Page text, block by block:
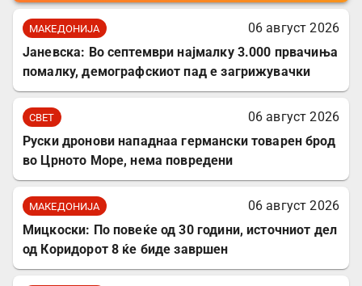
МАКЕДОНИЈА
06 август 2026
Јаневска: Во септември најмалку 3.000 првачиња
помалку, демографскиот пад е загрижувачки
СВЕТ
06 август 2026
Руски дронови нападнаа германски товарен брод
во Црното Море, нема повредени
МАКЕДОНИЈА
06 август 2026
Мицкоски: По повеќе од 30 години, источниот дел
од Коридорот 8 ќе биде завршен